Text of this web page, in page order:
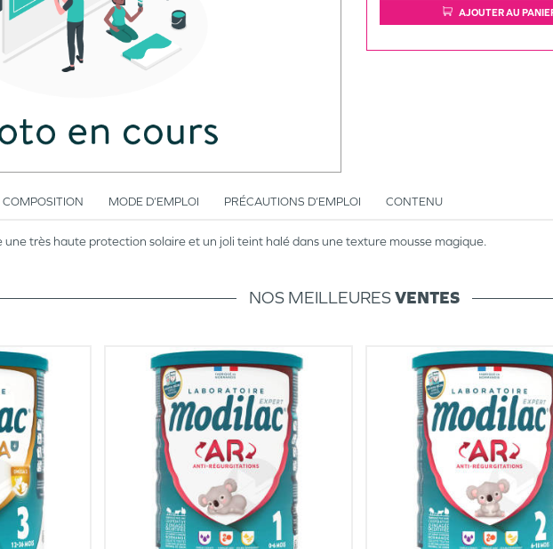
AJOUTER AU
COMPOSITION MODE D’EMPLOI PRÉCAUTIONS D’EMPLOI CONTENU
une très haute protection solaire et un joli teint halé dans une texture mousse magique.
NOS MEILLEURESVENTES